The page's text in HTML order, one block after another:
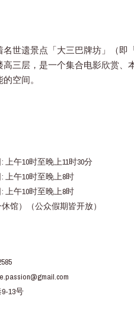
世遗景点「大三巴牌坊」（即
三层，是一个集合电影欣赏、
空间。
上午10时至晚上11时30分
上午10时至晚上8时
上午10时至晚上8时
休馆）（公众假期皆开放）
13号